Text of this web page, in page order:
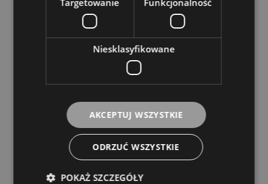
POWIADOM O DOSTĘPNOŚCI
6 099,00 zł
POWIADOM O DOSTĘPNOŚCI
Niesklasyfikowane
AKCEPTUJ WSZYSTKIE
ODRZUĆ WSZYSTKIE
POKAŻ SZCZEGÓŁY